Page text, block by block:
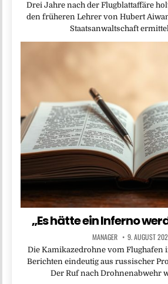
Drei Jahre nach der Flugblattaffäre
den früheren Lehrer von Hubert
Staatsanwaltschaft
„Es hätte ein Inferno
MANAGER 9. AUGUST
Die Kamikazedrohne vom Flughafen
Berichten eindeutig aus russischer
Der Ruf nach Drohnenabwehr